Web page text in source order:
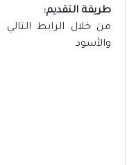
طريقة التقديم:
من خلال الرابط
والأسود